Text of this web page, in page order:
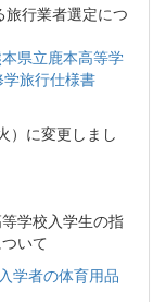
行業者選定につ
県立鹿本高等学
旅行仕様書
）に変更しまし
学校入学生の指
いて
学者の体育用品